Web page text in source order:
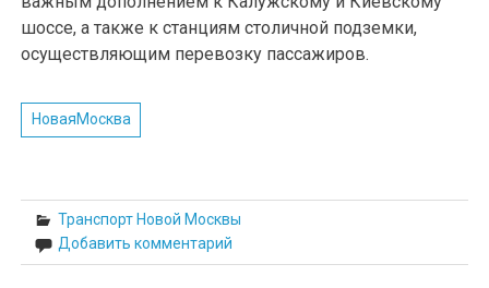
шоссе, а также к станциям столичной подземки,
осуществляющим перевозку пассажиров.
НоваяМосква
Транспорт Новой Москвы
Добавить комментарий